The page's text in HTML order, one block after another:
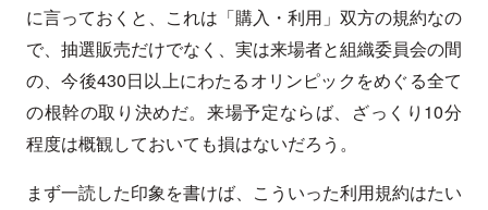
に言っておくと、これは「購入・利用」双方の規約なの
で、抽選販売だけでなく、実は来場者と組織委員会の間
の、今後430日以上にわたるオリンピックをめぐる全て
の根幹の取り決めだ。来場予定ならば、ざっくり10分
程度は概観しておいても損はないだろう。
まず一読した印象を書けば、こういった利用規約はたい